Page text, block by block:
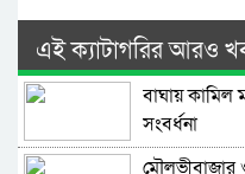
এই ক্যাটাগরির আরও
বাঘায়
সংবর্ধনা
মৌলভীবাজার